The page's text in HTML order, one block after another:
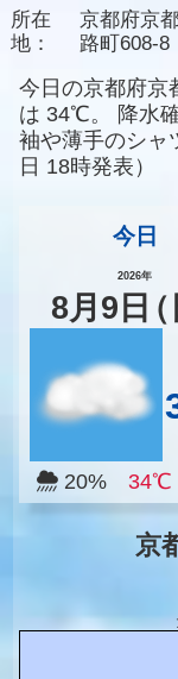
所在
地：
京都府京
路町608-8
今日の京都府京
は 34℃。 降水
袖や薄手のシャ
日 18時発表）
今日
2026年
8月 9 日（
20% 34℃
京